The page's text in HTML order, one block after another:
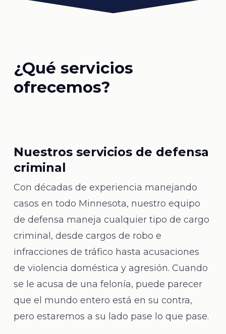
¿Qué servicios
ofrecemos?
Nuestros servicios de defensa
criminal
Con décadas de experiencia manejando
casos en todo Minnesota, nuestro equipo
de defensa maneja cualquier tipo de cargo
criminal, desde cargos de robo e
infracciones de tráfico hasta acusaciones
de violencia doméstica y agresión. Cuando
se le acusa de una felonía, puede parecer
que el mundo entero está en su contra,
pero estaremos a su lado pase lo que pase.